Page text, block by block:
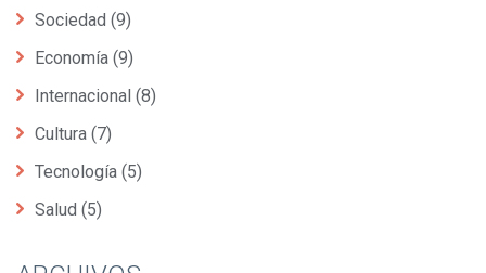
Sociedad (9)
Economía (9)
Internacional (8)
Cultura (7)
Tecnología (5)
Salud (5)